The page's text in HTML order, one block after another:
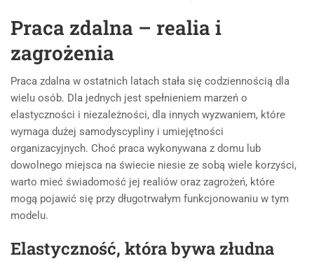
Praca zdalna – realia i
zagrożenia
Praca zdalna w ostatnich latach stała się codziennością dla
wielu osób. Dla jednych jest spełnieniem marzeń o
elastyczności i niezależności, dla innych wyzwaniem, które
wymaga dużej samodyscypliny i umiejętności
organizacyjnych. Choć praca wykonywana z domu lub
dowolnego miejsca na świecie niesie ze sobą wiele korzyści,
warto mieć świadomość jej realiów oraz zagrożeń, które
mogą pojawić się przy długotrwałym funkcjonowaniu w tym
modelu.
Elastyczność, która bywa złudna